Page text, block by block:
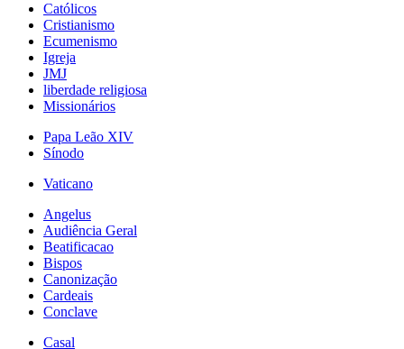
Católicos
Cristianismo
Ecumenismo
Igreja
JMJ
liberdade religiosa
Missionários
Papa Leão XIV
Sínodo
Vaticano
Angelus
Audiência Geral
Beatificacao
Bispos
Canonização
Cardeais
Conclave
Casal